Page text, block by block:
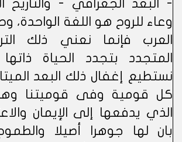
- البعد الجغرافي - والتاريخ
وعاء للروح هو اللغة الواحدة،
العرب فإنما نعني ذلك
المتجدد بتجدد الحياة
نستطيع إغفال ذلك البعد
كل قومية وفى قوميتنا
الذي يدفعها إلى الإيمان
بان لها جوهرا أصيلا